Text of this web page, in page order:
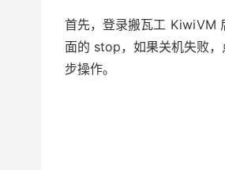
首先，登录搬瓦工 KiwiVM
面的 stop，如果关机失败
步操作。